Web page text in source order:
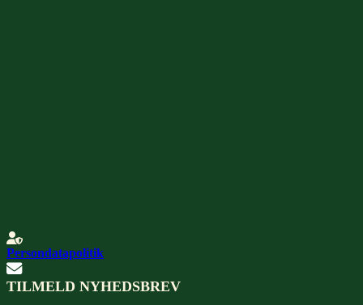
Persondatapolitik
TILMELD NYHEDSBREV